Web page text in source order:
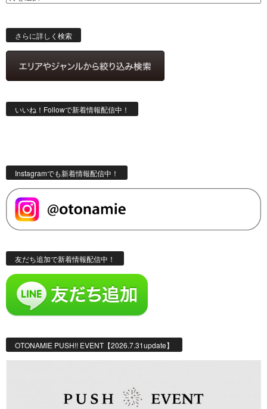
索
さらに詳しく検索
いいね！Followで新着情報配信中！
Instagramでも新着情報配信中！
友だち追加で新着情報配信中！
OTONAMIE PUSH!! EVENT【2026.7.31update】